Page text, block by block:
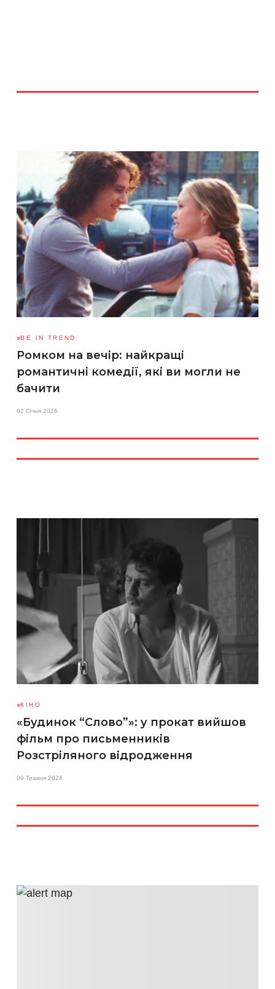
BE IN TREND
Ромком на вечір: найкращі
романтичні комедії, які ви могли не
бачити
02 Січня 2026
КІНО
«Будинок “Слово”»: у прокат вийшов
фільм про письменників
Розстріляного відродження
09 Травня 2024